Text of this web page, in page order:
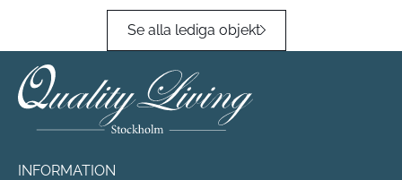
Se alla lediga objekt
INFORMATION